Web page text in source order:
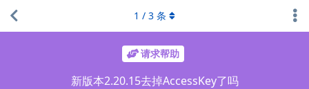
请求帮助
新版本2.20.15去掉AccessKey了吗
1 / 3 条